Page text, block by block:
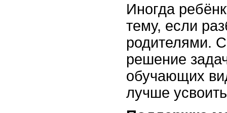
Иногда
тему, если
родителями.
решение
обучающих
лучше